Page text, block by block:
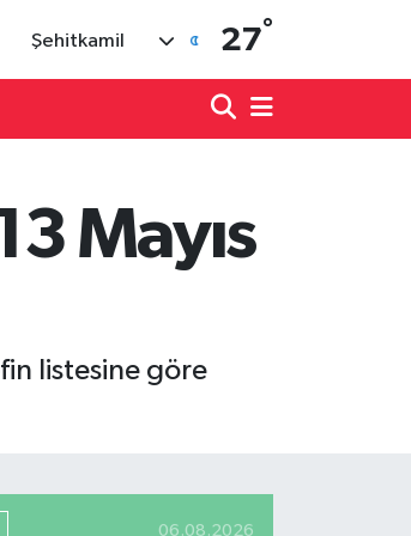
Şehitkamil 27°
Mayıs
listesine göre
06.08.2026